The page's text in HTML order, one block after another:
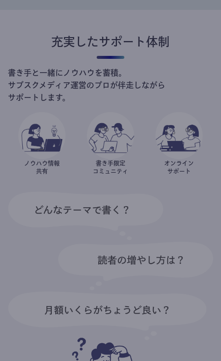
充実したサポート体制
書き手と一緒にノウハウを蓄積。
サブスクメディア運営のプロが伴走しながら
サポートします。
ノウハウ情報
共有
書き手限定
コミュニティ
オンライン
サポート